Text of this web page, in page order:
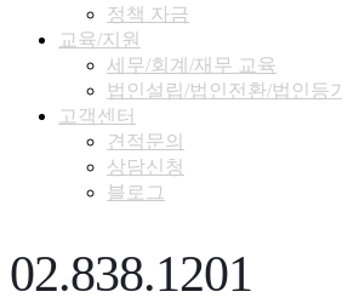
정책 자금
교육/지원
세무/회계/재무 교육
법인설립/법인전환/법인등기
고객센터
견적문의
상담신청
블로그
02.838.1201